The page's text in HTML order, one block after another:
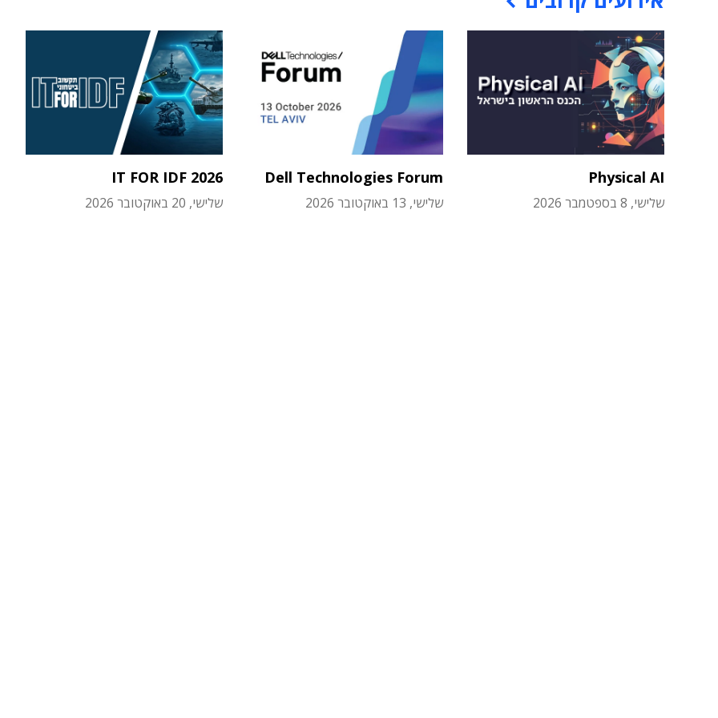
Physical AI
שלישי, 8 בספטמבר 2026
Dell Technologies Forum
שלישי, 13 באוקטובר 2026
IT FOR IDF 2026
שלישי, 20 באוקטובר 2026